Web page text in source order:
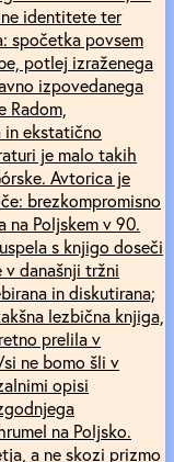
identitete ter
spočetka povsem
potlej izraženega
izpovedanega
in ekstatično
je malo takih
Avtorica je
brezkompromisno
na Poljskem v 90.
s knjigo doseči
v današnji tržni
in diskutirana;
lezbična knjiga,
prelila v
ne bomo šli v
opisi
na Poljsko.
a ne skozi prizmo